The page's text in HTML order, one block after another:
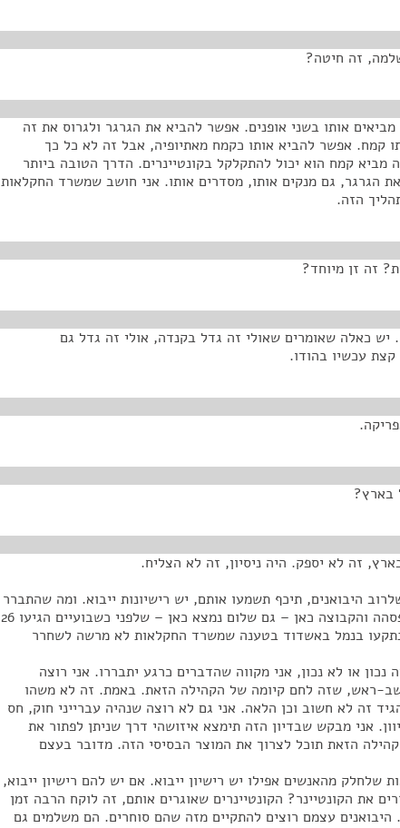
זה חיטה?
אותו בשני אופנים. אפשר להביא את הגרגר ולגרוס את זה
קמח. אפשר להביא אותו כקמח מאתיופיה, אבל זה לא כל כך
מביא קמח הוא יכול להתקלקל בקונטיינרים. הדרך הטובה ביותר
הגרגר, גם מנקים אותו, מסדרים אותו. אני חושב שמשרד החקלאות
הזה.
זה זן מיוחד?
יש כאלה שאומרים שאולי זה גדל בקנדה, אולי זה גדל גם
עכשיו בהודו.
בארץ?
זה לא יספק. היה ניסיון, זה לא הצליח.
היבואנים, תיכף תשמעו אותם, יש רישיונות ייבוא. ומה שהתברר
לי באמצעות מר פסהה והקבוצה כאן – גם שלום נמצא כאן – שלפני כשבועיים הגיעו 26
נתקעו בנמל באשדוד בטענה שמשרד החקלאות לא מרשה לשחרר
נכון או לא נכון, אני מקווה שהדברים כרגע יתבררו. אני רוצה
ראש, שזה לחם קיומה של הקהילה הזאת. באמת. זה לא משהו
זה לא חשוב וכן הלאה. אני גם לא רוצה שנהיה עברייני חוק, חס
אני מבקש שבדיון הזה תימצא איזושהי דרך שניתן לפתור את
הזאת תוכל לצרוך את המוצר הבסיסי הזה. מדובר בעצם
שלחלק מהאנשים אפילו יש רישיון ייבוא. אם יש להם רישיון ייבוא,
את הקונטיינר? הקונטיינרים שאוגרים אותם, זה לוקח הרבה זמן
היבואנים עצמם רוצים להתקיים מזה שהם סוחרים. הם משלמים גם